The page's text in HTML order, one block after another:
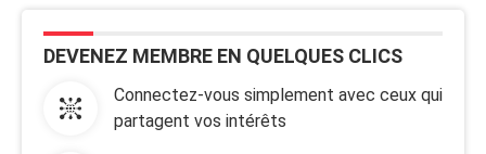
DEVENEZ MEMBRE EN QUELQUES CLICS
Connectez-vous simplement avec ceux qui
partagent vos intérêts